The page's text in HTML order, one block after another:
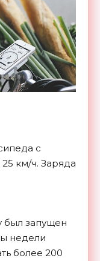
с
км/ч. Заряда
был запущен
недели
более 200